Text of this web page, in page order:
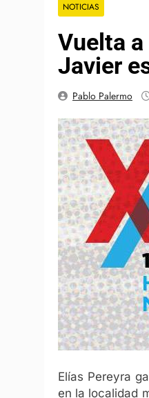
NOTICIAS
Vuelta
Javier
Pablo Palermo
Elías Pereyra
en la localidad